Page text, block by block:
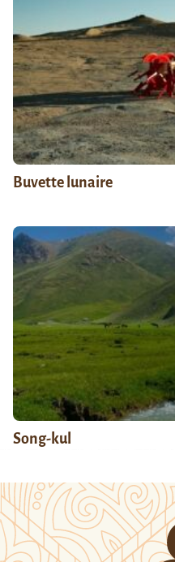
Buvette lunaire
Song-kul